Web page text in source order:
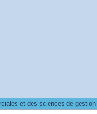
et des sciences de gestion